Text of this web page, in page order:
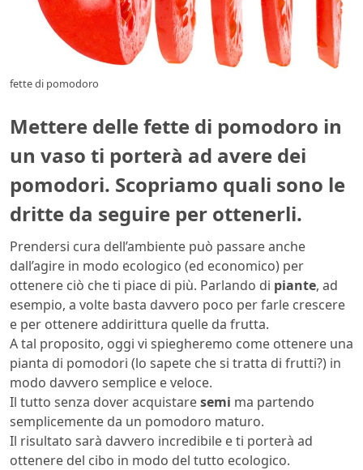
fette di pomodoro
Mettere delle fette di pomodoro in
un vaso ti porterà ad avere dei
pomodori. Scopriamo quali sono le
dritte da seguire per ottenerli.
Prendersi cura dell’ambiente può passare anche
dall’agire in modo ecologico (ed economico) per
ottenere ciò che ti piace di più. Parlando di piante, ad
esempio, a volte basta davvero poco per farle crescere
e per ottenere addirittura quelle da frutta.
A tal proposito, oggi vi spiegheremo come ottenere una
pianta di pomodori (lo sapete che si tratta di frutti?) in
modo davvero semplice e veloce.
Il tutto senza dover acquistaresemi ma partendo
semplicemente da un pomodoro maturo.
Il risultato sarà davvero incredibile e ti porterà ad
ottenere del cibo in modo del tutto ecologico.